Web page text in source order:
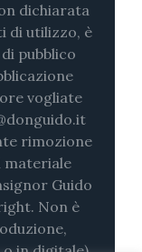
dichiarata
di utilizzo, è
pubblico
vogliate
rimozione
materiale
Guido
Non è